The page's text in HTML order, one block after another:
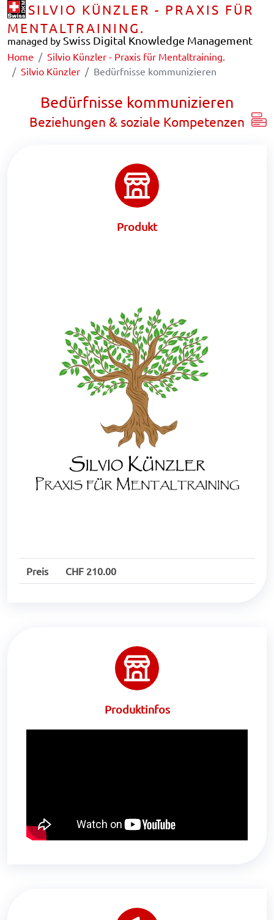
SILVIO KÜNZLER - PRAXIS FÜR
MENTALTRAINING.
managed by Swiss Digital Knowledge Management
Home
Silvio Künzler - Praxis für Mentaltraining.
Silvio Künzler
Bedürfnisse kommunizieren
Bedürfnisse kommunizieren
Beziehungen & soziale Kompetenzen
Produkt
Preis CHF 210.00
Produktinfos